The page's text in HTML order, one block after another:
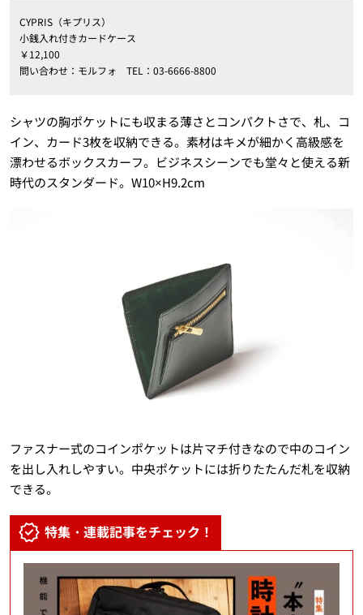
CYPRIS（キプリス）
小銭入れ付きカードケース
￥12,100
問い合わせ：モルフォ TEL：03-6666-8800
シャツの胸ポケットにも収まる薄さとコンパクトさで、札、コ
イン、カード3枚を収納できる。素材はキメが細かく高級感を
漂わせるボックスカーフ。ビジネスシーンでも堂々と使える新
時代のスタンダード。W10×H9.2cm
ファスナー式のコインポケットは片マチ付きなので中のコイン
を出し入れしやすい。中央ポケットには折りたたんだ札を収納
できる。
特集・連載記事をチェック！